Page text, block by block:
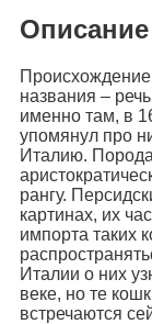
Происхождение
названия –
именно там, в
упомянул про
Италию. Порода
рангу.
картинах, их
импорта таких
Италии о них
веке, но те
встречаются